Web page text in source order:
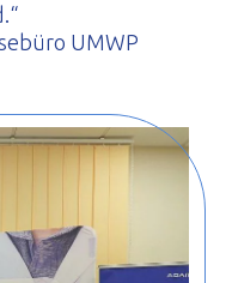
UMWP